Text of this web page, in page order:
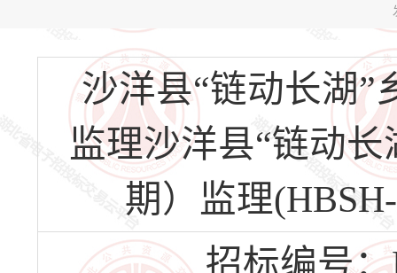
沙洋县“链动长湖”
监理沙洋县“链动
期）监理
招标编号：